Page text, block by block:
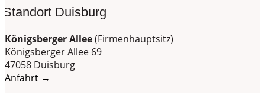
Standort Duisburg
Königsberger Allee(Firmenhauptsitz)
Königsberger Allee 69
47058 Duisburg
Anfahrt →